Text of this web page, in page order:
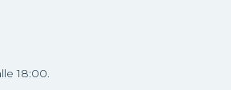
18:00.